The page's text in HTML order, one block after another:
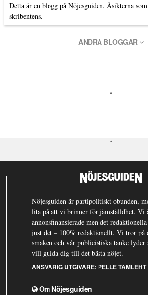
Detta är en blogg på Nöjesguiden. Åsikterna
skribentens.
ANDRA BLOGGAR
Nöjesguiden är partipolitiskt obunden,
lita på att vi brinner för jämställdhet. Vi
annonsfinansierade men det
just det – 100% redaktionellt. Vi tror på
smaken och vår publicistiska tanke
vill guida dig till det bästa nöjet.
ANSVARIG UTGIVARE: PELLE TAMLEHT
Om Nöjesguiden